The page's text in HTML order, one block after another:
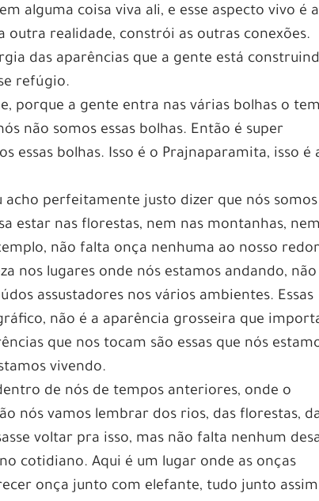
alguma coisa viva ali, e esse aspecto vivo é a
outra realidade, constrói as outras conexões.
das aparências que a gente está
refúgio.
porque a gente entra nas várias bolhas o
não somos essas bolhas. Então é super
essas bolhas. Isso é o Prajnaparamita, isso é
acho perfeitamente justo dizer que nós somos
estar nas florestas, nem nas montanhas,
não falta onça nenhuma ao nosso
nos lugares onde nós estamos andando, não
assustadores nos vários ambientes. Essas
não é a aparência grosseira que
que nos tocam são essas que nós
vivendo.
de nós de tempos anteriores, onde o
nós vamos lembrar dos rios, das florestas,
voltar pra isso, mas não falta nenhum
cotidiano. Aqui é um lugar onde as onças
onça junto com elefante, tudo junto